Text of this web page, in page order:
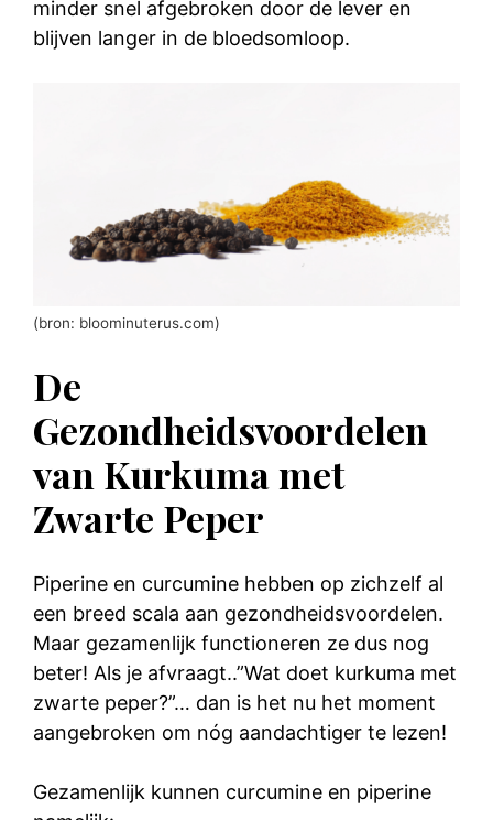
minder snel afgebroken door de lever en
blijven langer in de bloedsomloop.
(bron: bloominuterus.com)
De
Gezondheidsvoordelen
van Kurkuma met
Zwarte Peper
Piperine en curcumine hebben op zichzelf al
een breed scala aan gezondheidsvoordelen.
Maar gezamenlijk functioneren ze dus nog
beter! Als je afvraagt..”Wat doet kurkuma met
zwarte peper?”… dan is het nu het moment
aangebroken om nóg aandachtiger te lezen!
Gezamenlijk kunnen curcumine en piperine